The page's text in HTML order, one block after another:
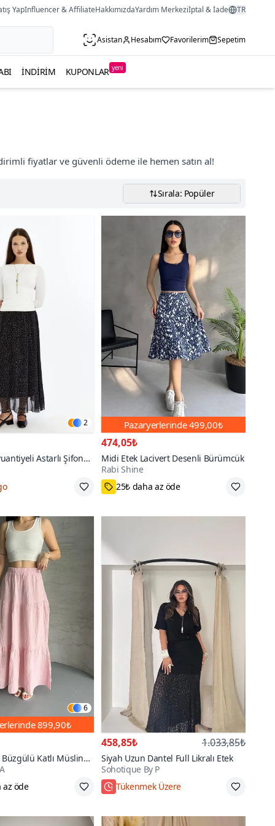
YapInfluencer & AffiliateHakkımızdaYardım Merkeziİptal & İade TR
Asistan Hesabım Favorilerim Sepetim
İNDIRIM KUPONLAR yeni
fiyatlar ve güvenli ödeme ile hemen satın al!
Sırala: Popüler
2
Astarlı Şifon
Pazaryerlerinde499,00₺
474,05₺
Midi Etek Lacivert Desenli Bürümcük
Rabi Shine
25₺ daha az öde
S,M,L
6
899,90₺
Katlı Müslin
öde
458,85₺ 1.033,85₺
Siyah Uzun Dantel Full Likralı Etek
Sohotique By P
S
Tükenmek Üzere